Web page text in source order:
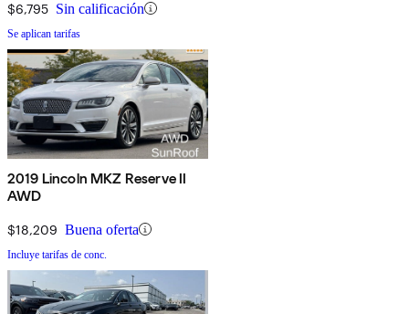
$6,795 Sin calificación
Se aplican tarifas
2019 Lincoln MKZ Reserve II
AWD
$18,209 Buena oferta
Incluye tarifas de conc.